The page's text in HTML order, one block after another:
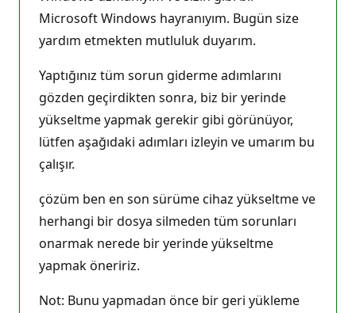
Microsoft Windows hayranıyım. Bugün size
yardım etmekten mutluluk duyarım.
Yaptığınız tüm sorun giderme adımlarını
gözden geçirdikten sonra, biz bir yerinde
yükseltme yapmak gerekir gibi görünüyor,
lütfen aşağıdaki adımları izleyin ve umarım bu
çalışır.
çözüm ben en son sürüme cihaz yükseltme ve
herhangi bir dosya silmeden tüm sorunları
onarmak nerede bir yerinde yükseltme
yapmak öneririz.
Not: Bunu yapmadan önce bir geri yükleme